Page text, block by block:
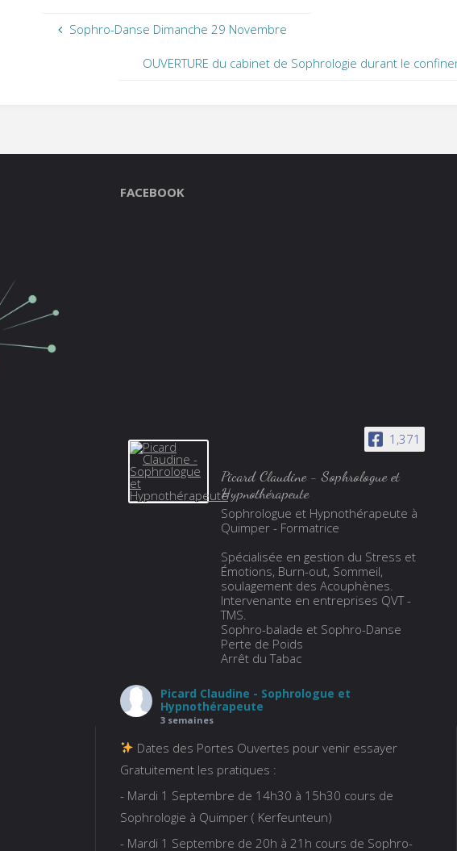
Sophro-Danse Dimanche 29 Novembre
OUVERTURE du cabinet de Sophrologie durant le
FACEBOOK
1,371
Picard Claudine - Sophrologue et
Hypnothérapeute
Sophrologue et Hypnothérapeute à
Quimper - Formatrice
Spécialisée en gestion du Stress et
Émotions, Burn-out, Sommeil,
soulagement des Acouphènes.
Intervenante en entreprises QVT -
TMS.
Sophro-balade et Sophro-Danse
Perte de Poids
Arrêt du Tabac
Picard Claudine - Sophrologue et
Hypnothérapeute
3 semaines
Dates des Portes Ouvertes pour venir essayer
Gratuitement les pratiques :
- Mardi 1 Septembre de 14h30 à 15h30 cours de
Sophrologie à Quimper ( Kerfeunteun)
- Mardi 1 Septembre de 20h à 21h cours de Sophro-